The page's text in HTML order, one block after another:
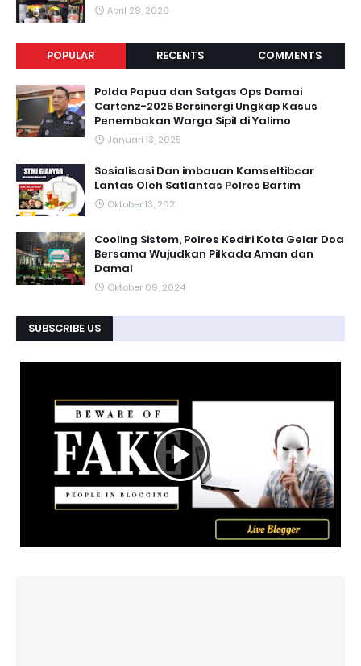
April 29, 2026
POPULAR RECENTS COMMENTS
Polda Papua dan Satgas Ops Damai
Cartenz-2025 Bersinergi Ungkap Kasus
Penembakan Warga Sipil di Yalimo
Januari 13, 2025
Sosialisasi Dan imbauan Kamseltibcar
Lantas Oleh Satlantas Polres Bartim
Oktober 13, 2021
Cooling Sistem, Polres Kediri Kota Gelar Doa
Bersama Wujudkan Pilkada Aman dan
Damai
Oktober 09, 2024
SUBSCRIBE US